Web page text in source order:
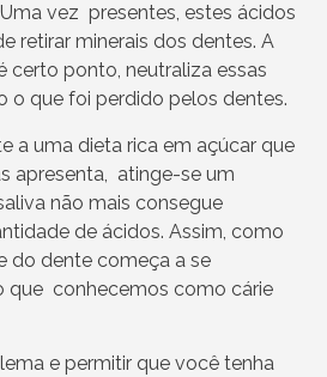
vez presentes, estes ácidos
retirar minerais dos dentes. A
certo ponto, neutraliza essas
o que foi perdido pelos dentes.
a uma dieta rica em açúcar que
apresenta, atinge-se um
não mais consegue
de ácidos. Assim, como
do dente começa a se
que conhecemos como cárie
e permitir que você tenha